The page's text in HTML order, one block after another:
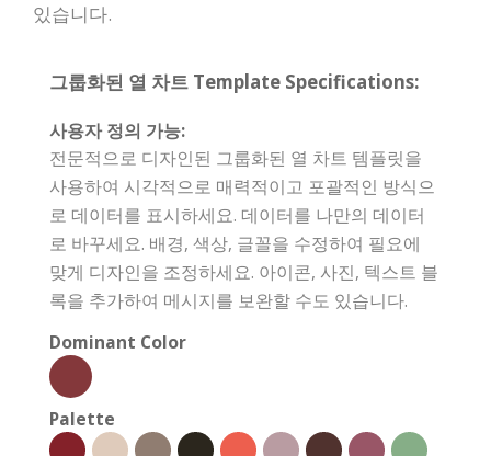
있습니다.
그룹화된 열 차트 Template Specifications:
사용자 정의 가능:
전문적으로 디자인된 그룹화된 열 차트 템플릿을
사용하여 시각적으로 매력적이고 포괄적인 방식으
로 데이터를 표시하세요. 데이터를 나만의 데이터
로 바꾸세요. 배경, 색상, 글꼴을 수정하여 필요에
맞게 디자인을 조정하세요. 아이콘, 사진, 텍스트 블
록을 추가하여 메시지를 보완할 수도 있습니다.
Dominant Color
Palette